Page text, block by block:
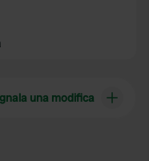
una modifica